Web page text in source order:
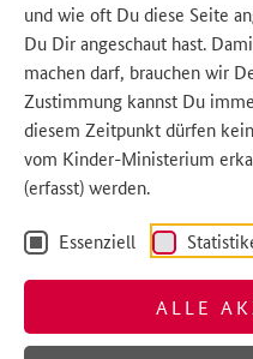
und wie oft Du diese Seite
Du Dir angeschaut hast.
machen darf, brauchen wir
Zustimmung kannst Du
diesem Zeitpunkt dürfen
vom Kinder-Ministerium
(erfasst) werden.
Essenziell
ALLE